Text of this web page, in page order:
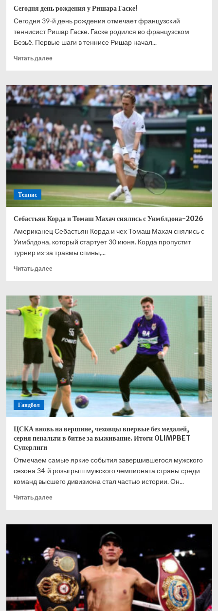
Сегодня день рождения у Ришара Гаске!
Сегодня 39-й день рождения отмечает французский
теннисист Ришар Гаске. Гаске родился во французском
Безьё. Первые шаги в теннисе Ришар начал...
Читать далееПрочитать
Сегодня
день
рождения
Ришара
Гаске!
Теннис
Себастьян Корда и Томаш Махач снялись с Уимблдона-2026
Американец Себастьян Корда и чех Томаш Махач снялись с
Уимблдона, который стартует 30 июня. Корда пропустит
турнир из-за травмы спины,...
Читать далееПрочитать
Себастьян
Корда
и
Томаш
Махач
снялись
с
Уимблдона-2026
Гандбол
ЦСКА вновь на вершине, чеховцы впервые без медалей,
серия пенальти в битве за выживание. Итоги OLIMPBET
Суперлиги
Отмечаем самые яркие события завершившегося мужского
сезона 34-й розыгрыш мужского чемпионата страны среди
команд высшего дивизиона стал частью истории. Он...
Читать далееПрочитать
ЦСКА
вершине,
чеховцы
впервые
без
медалей,
серия
пенальти